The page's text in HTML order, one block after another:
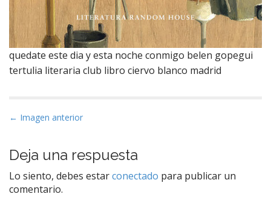
quedate este dia y esta noche conmigo belen gopegui
tertulia literaria club libro ciervo blanco madrid
N
v
e
g
a
← Imagen anterior
Deja una respuesta
Lo siento, debes estarconectado para publicar un
comentario.